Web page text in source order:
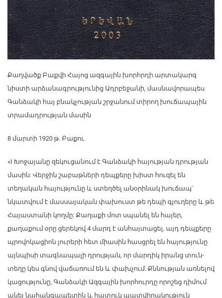
Քաղվածք Բաքվի Հայոց ազգային խորհրդի արտակարգ
նիստի արձանագրությունից Ադրբեջանի, մասնավորապես
Գանձակի հայ բնակչության շրջանում տիրող խուճապային
տրամադրության մասին
8 մարտի 1920 թ. Բաքու
«I Խոջայանը զեկուցանում է Գանձակի հայության դրության
մասին: Վերջին շաբաթների դեպքերը խիստ հուզել են
տեղական հայությունը և ստեղծել անօրինակ խուճապ՝
նկատվում է մասսայական փախուստ թե դեպի գյուղերը և թե
Հայաստանի կողմը: Քաղաքի մոտ սպանել են հայեր,
քաղաքում օրը ցերեկով 4 մարդ է անհայտացել. այդ դեպքերը
պրովոկացիոն լուրերի հետ միասին հասցրել են հայությունը
այնպիսի տագնապալի դրության, որ մարդիկ իրանց տուն-
տեղը կես գնով վաճառում են և փախչում: Քննության առնելով
կացությունը, Գանձակի Ազգային խորհուրդը որոշեց դիմում
անել նահանգապետին և հատուկ պատվիրակություն